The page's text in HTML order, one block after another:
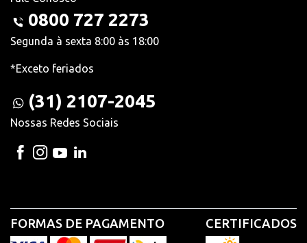
0800 727 2273
Segunda à sexta 8:00 às 18:00
*Exceto feriados
(31) 2107-2045
Nossas Redes Sociais
FORMAS DE PAGAMENTO CERTIFICADOS